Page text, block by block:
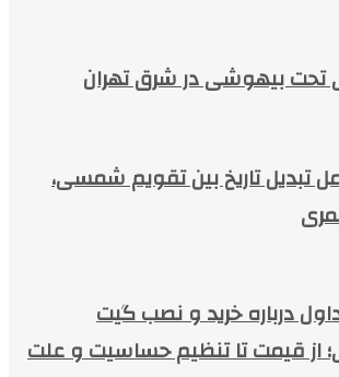
تحت بیهوشی در شرق تهران
تبدیل تاریخ بین تقویم شمسی،
درباره خرید و نصب گیت
از قیمت تا تنظیم حساسیت و علت